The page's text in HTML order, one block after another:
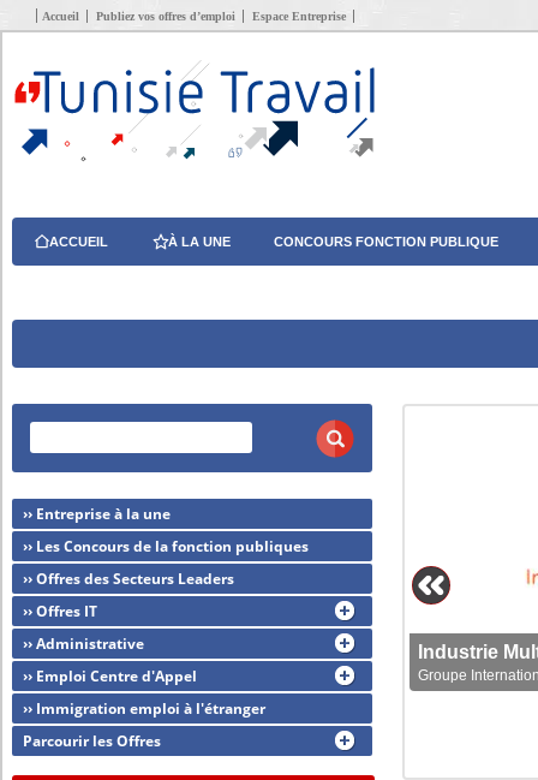
Accueil Publiez vos offres d’emploi Espace Entreprise
ACCUEIL À LA UNE CONCOURS FONCTION PUBLIQUE
Groupe
›› Entreprise à la une
›› Les Concours de la fonction publiques
›› Offres des Secteurs Leaders
›› Offres IT
›› Administrative
›› Emploi Centre d'Appel
›› Immigration emploi à l'étranger
Parcourir les Offres